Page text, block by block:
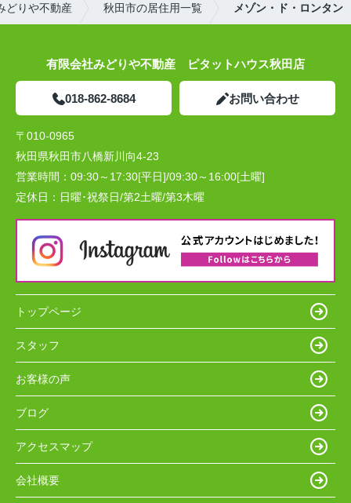
どりや不動産 秋田市の居住用一覧 メゾン・ド・ロンタン
有限会社みどりや不動産 ピタットハウス秋田店
018-862-8684 お問い合わせ
〒010-0965
秋田県秋田市八橋新川向4-23
営業時間： 09:30～17:30[平日]/09:30～16:00[土曜]
定休日： 日曜･祝祭日/第2土曜/第3木曜
トップページ
スタッフ
お客様の声
ブログ
アクセスマップ
会社概要